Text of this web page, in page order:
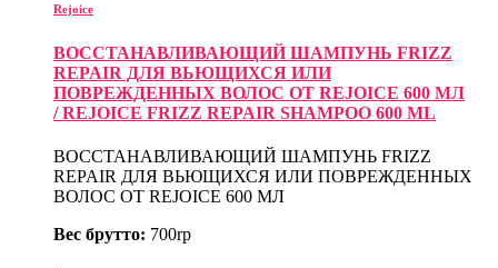
Rejoice
ВОССТАНАВЛИВАЮЩИЙ ШАМПУНЬ FRIZZ
REPAIR ДЛЯ ВЬЮЩИХСЯ ИЛИ
ПОВРЕЖДЕННЫХ ВОЛОС ОТ REJOICE 600 МЛ
/ REJOICE FRIZZ REPAIR SHAMPOO 600 ML
ВОССТАНАВЛИВАЮЩИЙ ШАМПУНЬ FRIZZ
REPAIR ДЛЯ ВЬЮЩИХСЯ ИЛИ ПОВРЕЖДЕННЫХ
ВОЛОС ОТ REJOICE 600 МЛ
Вес брутто: 700rp